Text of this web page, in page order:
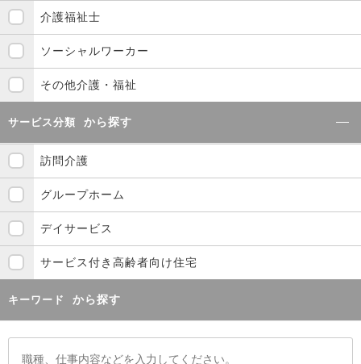
介護福祉士
ソーシャルワーカー
その他介護・福祉
サービス分類 から探す
訪問介護
グループホーム
デイサービス
サービス付き高齢者向け住宅
キーワード から探す